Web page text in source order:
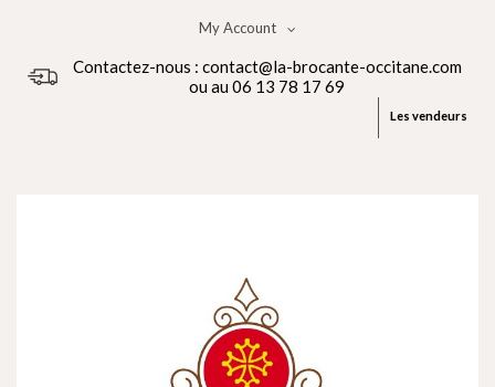
My Account
Contactez-nous : contact@la-brocante-occitane.com
ou au 06 13 78 17 69
Les vendeurs